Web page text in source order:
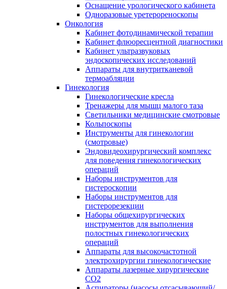
Оснащение урологического кабинета
Одноразовые уретерореноскопы
Онкология
Кабинет фотодинамической терапии
Кабинет флюоресцентной диагностики
Кабинет ультразвуковых
эндоскопических исследований
Аппараты для внутритканевой
термоабляции
Гинекология
Гинекологические кресла
Тренажеры для мышц малого таза
Светильники медицинские смотровые
Кольпоскопы
Инструменты для гинекологии
(смотровые)
Эндовидеохирургический комплекс
для поведения гинекологических
операций
Наборы инструментов для
гистероскопии
Наборы инструментов для
гистерорезекции
Наборы общехирургических
инструментов для выполнения
полостных гинекологических
операций
Аппараты для высокочастотной
электрохирургии гинекологические
Аппараты лазерные хирургические
СО2